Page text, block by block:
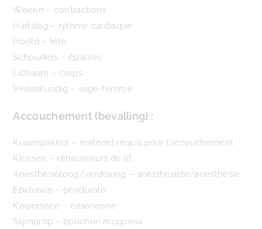
Weeën – contractions
Hartslag – rythme cardiaque
Hoofd – tête
Schouders – épaules
Lichaam – corps
Verloskundig – sage-femme
Accouchement (bevalling) :
Kraampakket – matériel requis pour l’accouchement
Klossen – réhausseurs de lit
Anesthesioloog/verdoving – anesthésiste/anesthésie
Epidurale – péridurale
Keisersnee – césarienne
Slijmprop – bouchon muqueux